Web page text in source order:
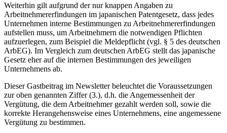
Weiterhin gilt aufgrund der nur knappen Angaben zu
Arbeitnehmererfindungen im japanischen Patentgesetz, dass jedes
Unternehmen interne Bestimmungen zu Arbeitnehmererfindungen
aufstellen muss, um Arbeitnehmern die notwendigen Pflichten
aufzuerlegen, zum Beispiel die Meldepflicht (vgl. § 5 des deutschen
ArbEG). Im Vergleich zum deutschen ArbEG stellt das japanische
Gesetz eher auf die internen Bestimmungen des jeweiligen
Unternehmens ab.
Dieser Gastbeitrag im Newsletter beleuchtet die Voraussetzungen
zur oben genannten Ziffer (3.), d.h. die Angemessenheit der
Vergütung, die dem Arbeitnehmer gezahlt werden soll, sowie die
korrekte Herangehensweise eines Unternehmens, eine angemessene
Vergütung zu bestimmen.